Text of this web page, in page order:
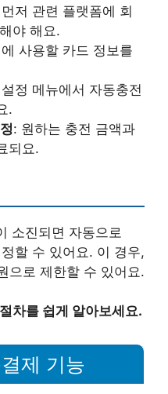
저 관련 플랫폼에 회
야 해요.
사용할 카드 정보를
정 메뉴에서 자동충전
.
: 원하는 충전 금액과
되요.
소진되면 자동으로
할 수 있어요. 이 경우,
으로 제한할 수 있어요.
차를 쉽게 알아보세요.
제 기능